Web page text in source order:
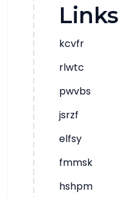
Links
kcvfr
rlwtc
pwvbs
jsrzf
elfsy
fmmsk
hshpm